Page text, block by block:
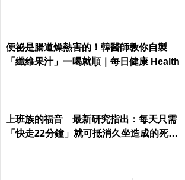
便祕是腸道燥熱害的！韓醫師教你自製
「纖維果汁」一喝就順｜每日健康 Health
上班族的福音 最新研究指出：每天只需
「快走22分鐘」就可抵消久坐造成的死亡